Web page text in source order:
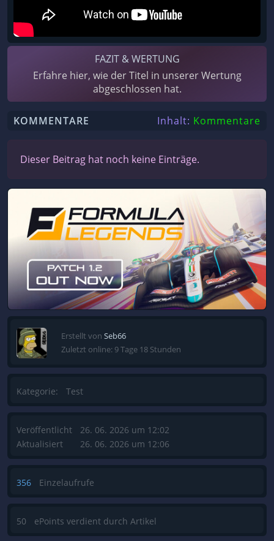
FAZIT & WERTUNG
Erfahre hier, wie der Titel in unserer Wertung
abgeschlossen hat.
KOMMENTARE Inhalt: Kommentare
Dieser Beitrag hat noch keine Einträge.
Erstellt von Seb66
Zuletzt online: 9 Tage 18 Stunden
Kategorie: Test
Veröffentlicht
Aktualisiert
26. 06. 2026 um 12:02
26. 06. 2026 um 12:06
356 Einzelaufrufe
50 ePoints verdient durch Artikel